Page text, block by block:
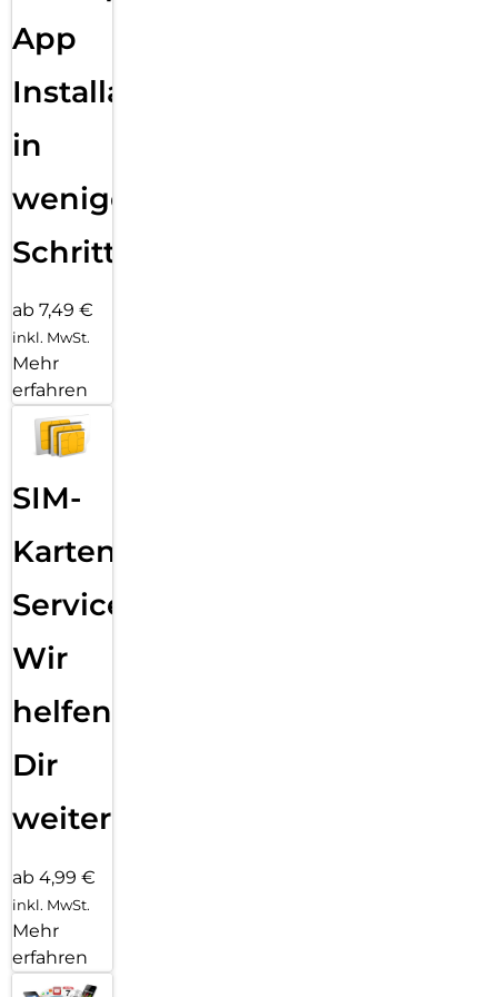
App
Installation
in
wenigen
Schritten
ab 7,49 €
inkl. MwSt.
Mehr
erfahren
SIM-
Karten
Service:
Wir
helfen
Dir
weiter
ab 4,99 €
inkl. MwSt.
Mehr
erfahren